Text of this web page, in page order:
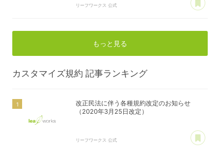
リーフワークス 公式
もっと見る
カスタマイズ規約 記事ランキング
改正民法に伴う各種規約改定のお知らせ
（2020年3月25日改定）
リーフワークス 公式